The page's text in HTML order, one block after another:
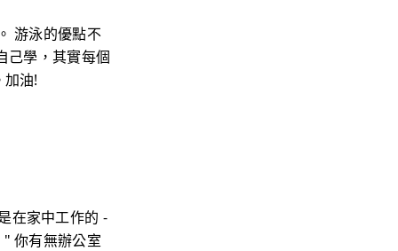
游泳的優點不
己學，其實每個
油!
在家中工作的 -
你有無辦公室